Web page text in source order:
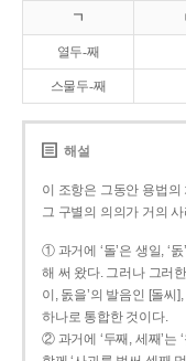
ㄱ
열두-째
스물두-째
해설
이 조항은 그동안 용법
그 구별의 의의가 거의
① 과거에 ‘돌’은 생일, ‘
해 써 왔다. 그러나 그러
이, 돐을’의 발음인 [돌씨
하나로 통합한 것이다.
② 과거에 ‘두째, 세째’는